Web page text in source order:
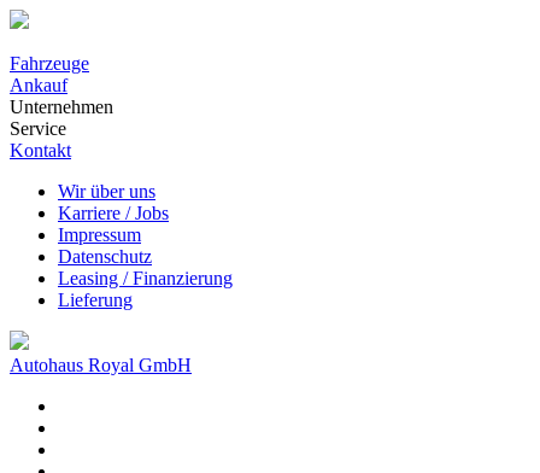
Fahrzeuge
Ankauf
Unternehmen
Service
Kontakt
Wir über uns
Karriere / Jobs
Impressum
Datenschutz
Leasing / Finanzierung
Lieferung
Autohaus Royal GmbH